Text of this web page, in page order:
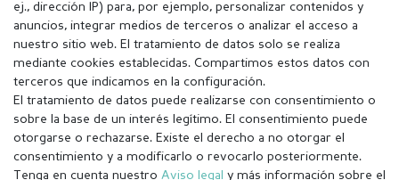
ej., dirección IP) para, por ejemplo, personalizar contenidos y
anuncios, integrar medios de terceros o analizar el acceso a
nuestro sitio web. El tratamiento de datos solo se realiza
mediante cookies establecidas. Compartimos estos datos con
terceros que indicamos en la configuración.
El tratamiento de datos puede realizarse con consentimiento o
sobre la base de un interés legítimo. El consentimiento puede
otorgarse o rechazarse. Existe el derecho a no otorgar el
consentimiento y a modificarlo o revocarlo posteriormente.
Tenga en cuenta nuestro Aviso legal y más información sobre el